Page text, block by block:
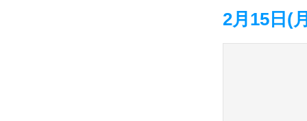
2月15日(